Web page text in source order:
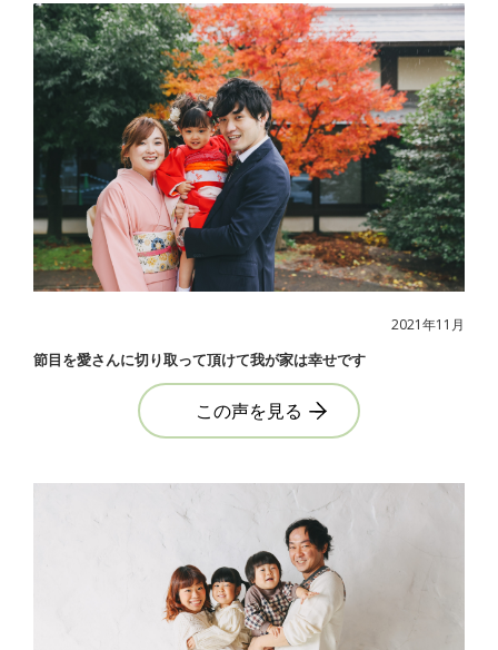
2021年11月
節目を愛さんに切り取って頂けて我が家は幸せです
この声を見る